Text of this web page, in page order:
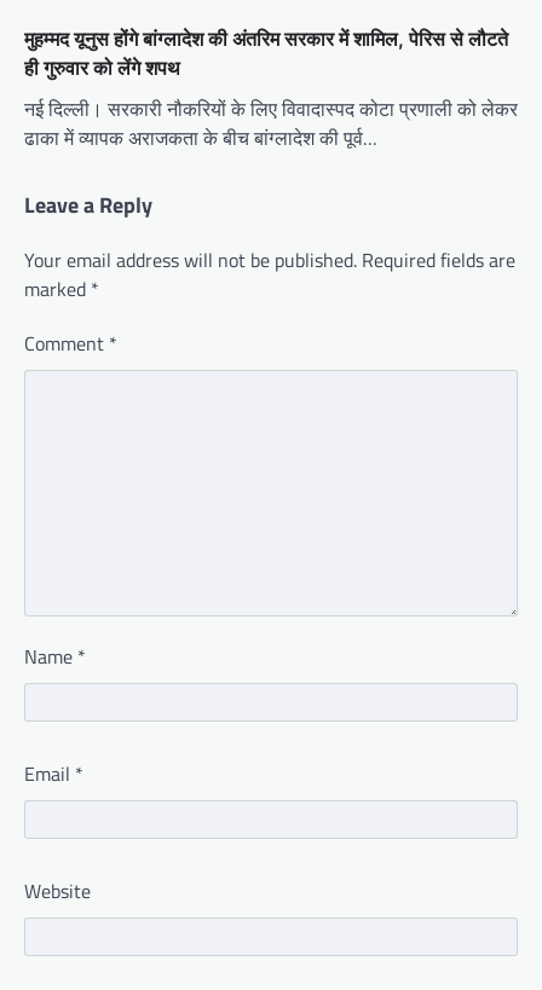
मुहम्मद यूनुस होंगे बांग्लादेश की अंतरिम सरकार में शामिल, पेरिस से लौटते
ही गुरुवार को लेंगे शपथ
नई दिल्ली। सरकारी नौकरियों के लिए विवादास्पद कोटा प्रणाली को लेकर
ढाका में व्यापक अराजकता के बीच बांग्लादेश की पूर्व…
Leave a Reply
Your email address will not be published. Required fields are
marked *
Comment *
Name *
Email *
Website